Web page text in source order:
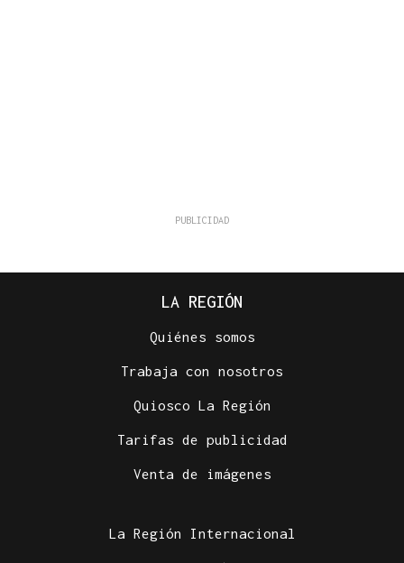
LA REGIÓN
Quiénes somos
Trabaja con nosotros
Quiosco La Región
Tarifas de publicidad
Venta de imágenes
La Región Internacional